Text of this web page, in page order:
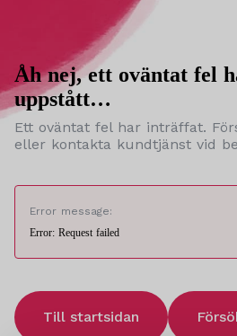
Åh nej, ett oväntat fel
uppstått…
Ett oväntat fel har inträffat.
eller kontakta kundtjänst vid
Error message:
Error: Request failed
Till startsidan